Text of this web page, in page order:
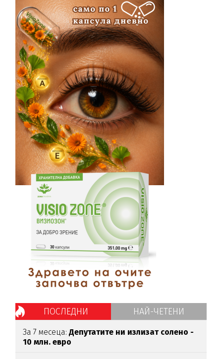
ПОСЛЕДНИ НАЙ-ЧЕТЕНИ
За 7 месеца: Депутатите ни излизат солено -
10 млн. евро